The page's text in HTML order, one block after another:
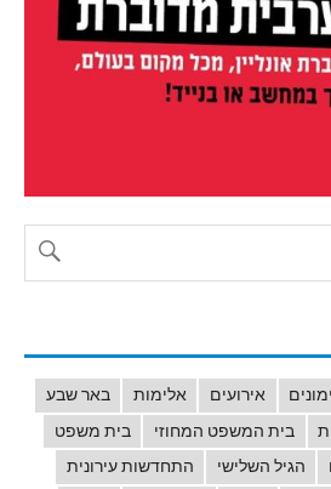
אירועים אלימות
באר שבע
בית המשפט המחוזי
בית משפט
הגיל השלישי
התחדשות עירונית